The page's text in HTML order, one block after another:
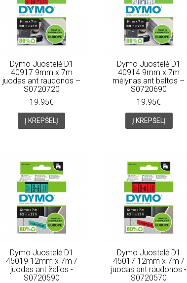
Dymo Juostelė D1
40917 9mm x 7m
juodas ant raudonos –
S0720720
19.95€
Į KREPŠELĮ
Dymo Juostelė D1
40914 9mm x 7m
mėlynas ant baltos –
S0720690
19.95€
Į KREPŠELĮ
Dymo Juostelė D1
45019 12mm x 7m /
juodas ant žalios -
S0720590
Dymo Juostelė D1
45017 12mm x 7m /
juodas ant raudonos -
S0720570